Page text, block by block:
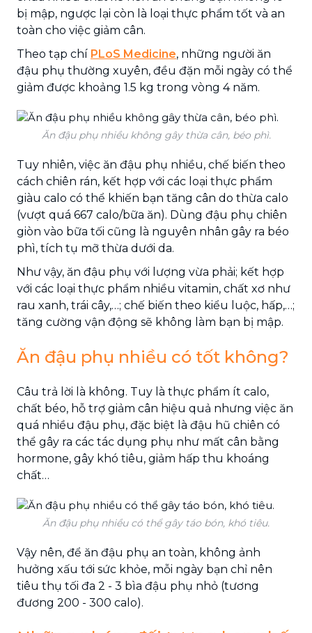
bị mập, ngược lại còn là loại thực phẩm tốt và an
toàn cho việc giảm cân.
Theo tạp chí PLoS Medicine, những người ăn
đậu phụ thường xuyên, đều đặn mỗi ngày có thể
giảm được khoảng 1.5 kg trong vòng 4 năm.
Ăn đậu phụ nhiều không gây thừa cân, béo phì.
Tuy nhiên, việc ăn đậu phụ nhiều, chế biến theo
cách chiên rán, kết hợp với các loại thực phẩm
giàu calo có thể khiến bạn tăng cân do thừa calo
(vượt quá 667 calo/bữa ăn). Dùng đậu phụ chiên
giòn vào bữa tối cũng là nguyên nhân gây ra béo
phì, tích tụ mỡ thừa dưới da.
Như vậy, ăn đậu phụ với lượng vừa phải; kết hợp
với các loại thực phẩm nhiều vitamin, chất xơ như
rau xanh, trái cây,…; chế biến theo kiểu luộc, hấp,…;
tăng cường vận động sẽ không làm bạn bị mập.
Ăn đậu phụ nhiều có tốt không?
Câu trả lời là không. Tuy là thực phẩm ít calo,
chất béo, hỗ trợ giảm cân hiệu quả nhưng việc ăn
quá nhiều đậu phụ, đặc biệt là đậu hũ chiên có
thể gây ra các tác dụng phụ như mất cân bằng
hormone, gây khó tiêu, giảm hấp thu khoáng
chất…
Ăn đậu phụ nhiều có thể gây táo bón, khó tiêu.
Vậy nên, để ăn đậu phụ an toàn, không ảnh
hưởng xấu tới sức khỏe, mỗi ngày bạn chỉ nên
tiêu thụ tối đa 2 - 3 bìa đậu phụ nhỏ (tương
đương 200 - 300 calo).